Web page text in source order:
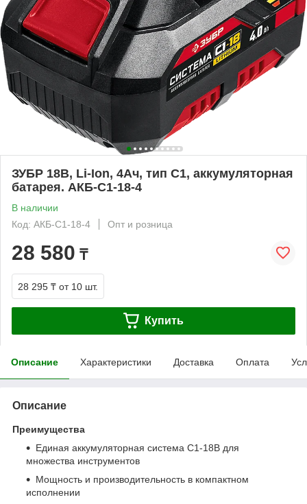
ЗУБР 18В, Li-Ion, 4Ач, тип С1, аккумуляторная
батарея. АКБ-С1-18-4
В наличии
Код: АКБ-С1-18-4
Опт и розница
28 580 ₸
28 295 ₸ от 10 шт.
Купить
Описание Характеристики Доставка Оплата
Описание
Преимущества
Единая аккумуляторная система С1-18В для
множества инструментов
Мощность и производительность в компактном
исполнении